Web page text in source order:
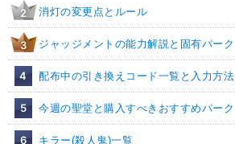
2 消灯の変更点とルール
3 ジャッジメントの能力解説と固有パーク
4 配布中の引き換えコード一覧と入力方法
5 今週の聖堂と購入すべきおすすめパーク
6 キラー(殺人鬼)一覧